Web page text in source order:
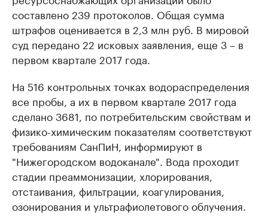
составлено 239 протоколов. Общая сумма
штрафов оценивается в 2,3 млн руб. В мировой
суд передано 22 исковых заявления, еще 3 – в
первом квартале 2017 года.
На 516 контрольных точках водораспределения
все пробы, а их в первом квартале 2017 года
сделано 3681, по потребительским свойствам и
физико-химическим показателям соответствуют
требованиям СанПиН, информируют в
"Нижегородском водоканале". Вода проходит
стадии преаммонизации, хлорирования,
отстаивания, фильтрации, коагулирования,
озонирования и ультрафиолетового облучения.